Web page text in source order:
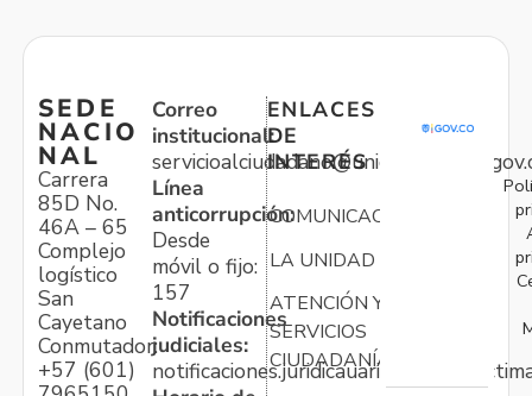
SEDE
NACIO
NAL
Carrera
85D No.
46A – 65
Complejo
logístico
San
Cayetano
Conmutador:
+57 (601)
Correo
institucional:
Línea
anticorrupción:
Desde
móvil o fijo:
157
Notificaciones
judiciales:
ENLACES
DE
INTERÉS
COMUNICACIONES
LA UNIDAD
ATENCIÓN Y
SERVICIOS
CIUDADANÍA